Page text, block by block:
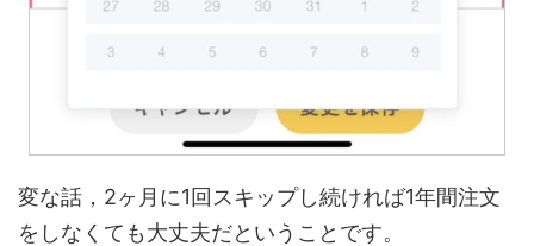
変な話，2ヶ月に1回スキップし続ければ1年間注文
をしなくても大丈夫だということです。